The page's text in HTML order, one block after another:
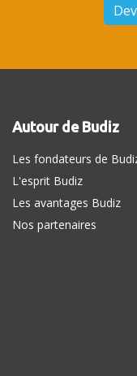
Autour de Budiz
Les fondateurs de
L'esprit Budiz
Les avantages Budiz
Nos partenaires